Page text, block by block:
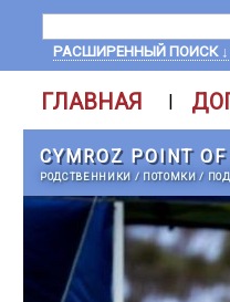
РАСШИРЕННЫЙ ПОИСК ↓
ГЛАВНАЯ |
CYMROZ POINT
РОДСТВЕННИКИ / ПОТОМКИ/